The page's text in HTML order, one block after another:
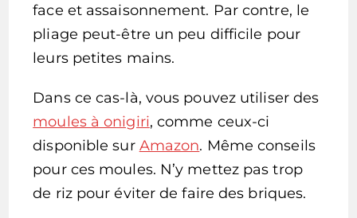
face et assaisonnement. Par contre, le
pliage peut-être un peu difficile pour
leurs petites mains.
Dans ce cas-là, vous pouvez utiliser des
moules à onigiri, comme ceux-ci
disponible sur Amazon. Même conseils
pour ces moules. N’y mettez pas trop
de riz pour éviter de faire des briques.